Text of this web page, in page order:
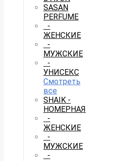
SASAN
PERFUME
-
ЖЕНСКИЕ
-
МУЖСКИЕ
-
УНИСЕКС
Смотреть
все
SHAIK -
НОМЕРНАЯ
-
ЖЕНСКИЕ
-
МУЖСКИЕ
-